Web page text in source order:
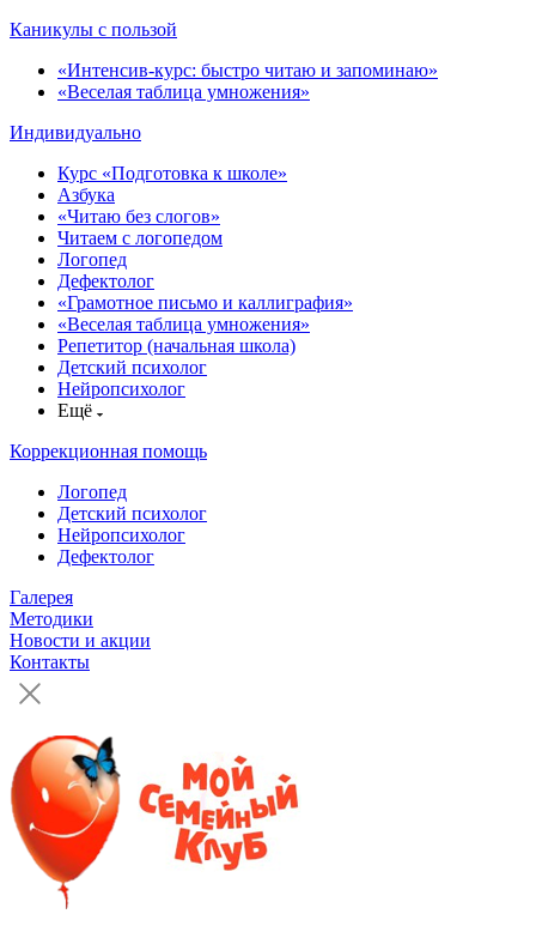
Каникулы с пользой
«Интенсив-курс: быстро читаю и запоминаю»
«Веселая таблица умножения»
Индивидуально
Курс «Подготовка к школе»
Азбука
«Читаю без слогов»
Читаем с логопедом
Логопед
Дефектолог
«Грамотное письмо и каллиграфия»
«Веселая таблица умножения»
Репетитор (начальная школа)
Детский психолог
Нейропсихолог
Ещё
Коррекционная помощь
Логопед
Детский психолог
Нейропсихолог
Дефектолог
Галерея
Методики
Новости и акции
Контакты